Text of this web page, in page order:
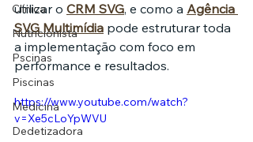
Clínica
Nutricionista
Pscinas
Piscinas
Medicina
Dedetizadora
utilizar o CRM SVG, e como a Agência
SVG Multimídia pode estruturar toda
a implementação com foco em
performance e resultados.
https://www.youtube.com/watch?
v=Xe5cLoYpWVU